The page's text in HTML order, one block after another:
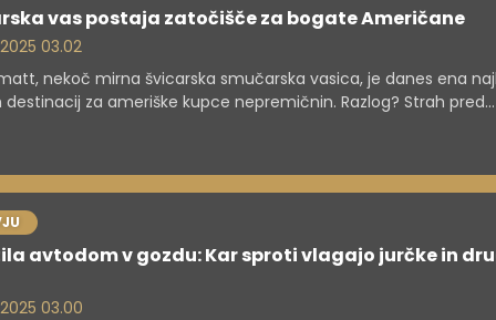
vas postaja zatočišče za bogate Američane
03.02
nekoč mirna švicarska smučarska vasica, je danes ena
destinacij za ameriške kupce nepremičnin. Razlog? Strah pred
avtodom v gozdu: Kar sproti vlagajo jurčke in
03.00